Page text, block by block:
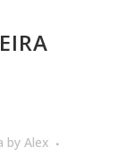
by Alex